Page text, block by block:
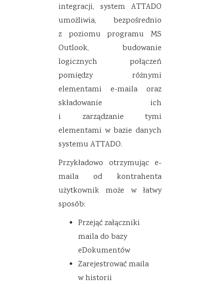
integracji, system ATTADO
umożliwia, bezpośrednio
z poziomu programu MS
Outlook, budowanie
logicznych połączeń
pomiędzy różnymi
elementami e-maila oraz
składowanie ich
i zarządzanie tymi
elementami w bazie danych
systemu ATTADO.
Przykładowo otrzymując e-
maila od kontrahenta
użytkownik może w łatwy
sposób:
Przejąć załączniki
maila do bazy
eDokumentów
Zarejestrować maila
w historii